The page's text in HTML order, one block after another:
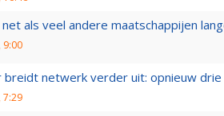
als veel andere maatschappijen
9:00
breidt netwerk verder uit: opnieuw
7:29